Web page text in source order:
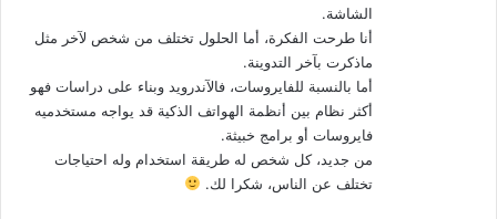
الشاشة.
أنا طرحت الفكرة، أما الحلول تختلف من شخص لآخر مثل
ماذكرت بآخر التدوينة.
أما بالنسبة للفايروسات، فالآندرويد وبناء على دراسات فهو
أكثر نظام بين أنظمة الهواتف الذكية قد يواجه مستخدميه
فايروسات أو برامج خبيثة.
من جديد، كل شخص له طريقة استخدام وله احتياجات
تختلف عن الناس، شكرا لك.